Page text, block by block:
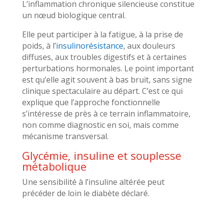
L’inflammation chronique silencieuse constitue
un nœud biologique central.
Elle peut participer à la fatigue, à la prise de
poids, à l’insulinorésistance, aux douleurs
diffuses, aux troubles digestifs et à certaines
perturbations hormonales. Le point important
est qu’elle agit souvent à bas bruit, sans signe
clinique spectaculaire au départ. C’est ce qui
explique que l’approche fonctionnelle
s’intéresse de près à ce terrain inflammatoire,
non comme diagnostic en soi, mais comme
mécanisme transversal.
Glycémie, insuline et souplesse
métabolique
Une sensibilité à l’insuline altérée peut
précéder de loin le diabète déclaré.